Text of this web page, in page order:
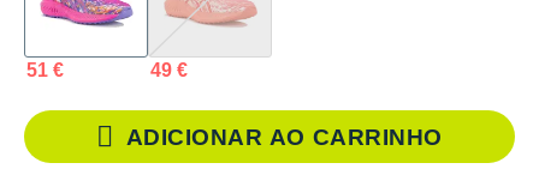
51 € 49 €
ADICIONAR AO CARRINHO